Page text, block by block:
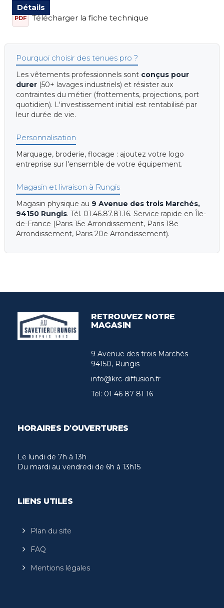
Détails
PDF Télécharger la fiche technique
Pourquoi choisir des tenues pro ?
Les vêtements professionnels sont conçus pour
durer(50+ lavages industriels) et résister aux
contraintes du métier (frottements, projections, port
quotidien). L'investissement initial est rentabilisé par
leur durée de vie.
Personnalisation
Marquage, broderie, flocage : ajoutez votre logo
entreprise sur l'ensemble de votre équipement.
Magasin et livraison à Rungis
Magasin physique au 9 Avenue des trois Marchés,
94150 Rungis. Tél. 01.46.87.81.16. Service rapide en Île-
de-France (Paris 15e Arrondissement, Paris 18e
Arrondissement, Paris 20e Arrondissement).
RETROUVEZ NOTRE
MAGASIN
9 Avenue des trois Marchés
94150, Rungis
info@krc-diffusion.fr
Tel: 01 46 87 81 16
HORAIRES D'OUVERTURES
Le lundi de 7h à 13h
Du mardi au vendredi de 6h à 13h15
LIENS UTILES
Plan du site
FAQ
Mentions légales